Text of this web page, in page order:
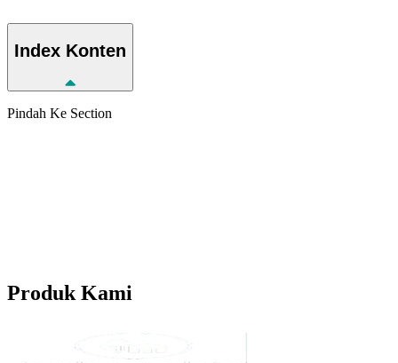
Index Konten
Pindah Ke Section
Produk Kami